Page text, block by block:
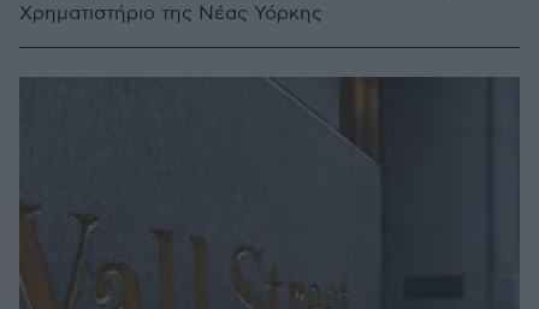
Χρηματιστήριο της Νέας Υόρκης